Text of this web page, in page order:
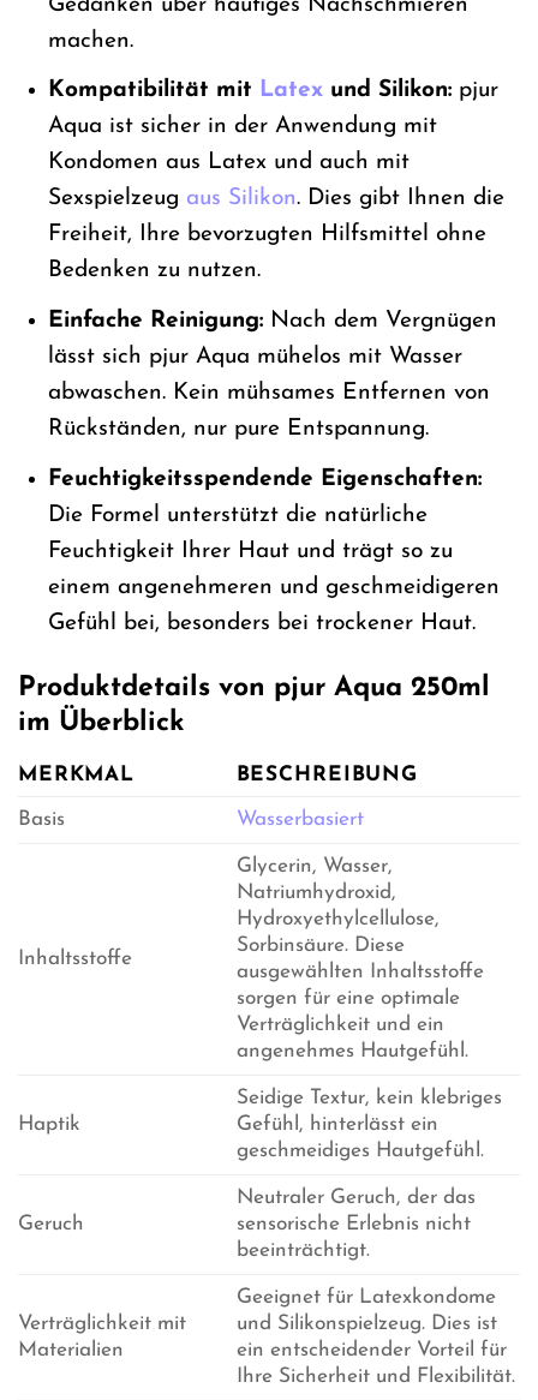
Gedanken über häufiges Nachschmieren
machen.
Kompatibilität mit Latexund Silikon:pjur
Aqua ist sicher in der Anwendung mit
Kondomen aus Latex und auch mit
Sexspielzeug aus Silikon. Dies gibt Ihnen die
Freiheit, Ihre bevorzugten Hilfsmittel ohne
Bedenken zu nutzen.
Einfache Reinigung:Nach dem Vergnügen
lässt sich pjur Aqua mühelos mit Wasser
abwaschen. Kein mühsames Entfernen von
Rückständen, nur pure Entspannung.
Feuchtigkeitsspendende Eigenschaften:
Die Formel unterstützt die natürliche
Feuchtigkeit Ihrer Haut und trägt so zu
einem angenehmeren und geschmeidigeren
Gefühl bei, besonders bei trockener Haut.
Produktdetails von pjur Aqua 250ml
im Überblick
MERKMAL BESCHREIBUNG
Basis Wasserbasiert
Inhaltsstoffe
Glycerin, Wasser,
Natriumhydroxid,
Hydroxyethylcellulose,
Sorbinsäure. Diese
ausgewählten Inhaltsstoffe
sorgen für eine optimale
Verträglichkeit und ein
angenehmes Hautgefühl.
Haptik
Seidige Textur, kein klebriges
Gefühl, hinterlässt ein
geschmeidiges Hautgefühl.
Geruch
Neutraler Geruch, der das
sensorische Erlebnis nicht
beeinträchtigt.
Verträglichkeit mit
Materialien
Geeignet für Latexkondome
und Silikonspielzeug. Dies ist
ein entscheidender Vorteil für
Ihre Sicherheit und Flexibilität.